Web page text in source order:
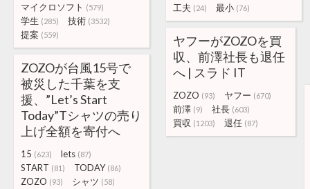
工夫 (24) 最小 (76)
マイクロソフト (579)
学生 (285) 技術 (3532)
提案 (559)
ヤフーがZOZOを買
収、前澤社長も退任
へ | スラド IT
ZOZO (93) ヤフー (670)
前澤 (9) 社長 (603)
買収 (1203) 退任 (87)
ZOZOが台風15号で
被災した千葉を支
援、”Let’s Start
Today”Tシャツの売り
上げ全額を寄付へ
15 (623) lets (87)
START (81) TODAY (86)
ZOZO (93) シャツ (58)